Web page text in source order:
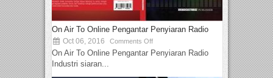
On Air To Online Pengantar Penyiaran Radio
Oct 06, 2016 Comments Off
On Air To Online Pengantar Penyiaran Radio
Industri siaran...